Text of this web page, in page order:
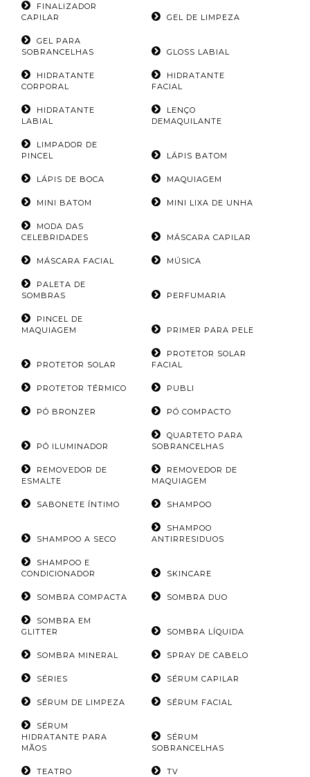
FINALIZADOR
CAPILAR
GEL DE LIMPEZA
GEL PARA
SOBRANCELHAS
GLOSS LABIAL
HIDRATANTE
CORPORAL
HIDRATANTE
FACIAL
HIDRATANTE
LABIAL
LENÇO
DEMAQUILANTE
LIMPADOR DE
PINCEL
LÁPIS BATOM
LÁPIS DE BOCA MAQUIAGEM
MINI BATOM MINI LIXA DE UNHA
MODA DAS
CELEBRIDADES
MÁSCARA CAPILAR
MÁSCARA FACIAL MÚSICA
PALETA DE
SOMBRAS
PERFUMARIA
PINCEL DE
MAQUIAGEM
PRIMER PARA PELE
PROTETOR SOLAR
PROTETOR SOLAR
FACIAL
PROTETOR TÉRMICO PUBLI
PÓ BRONZER PÓ COMPACTO
PÓ ILUMINADOR
QUARTETO PARA
SOBRANCELHAS
REMOVEDOR DE
ESMALTE
REMOVEDOR DE
MAQUIAGEM
SABONETE ÍNTIMO SHAMPOO
SHAMPOO A SECO
SHAMPOO
ANTIRRESIDUOS
SHAMPOO E
CONDICIONADOR
SKINCARE
SOMBRA COMPACTA SOMBRA DUO
SOMBRA EM
GLITTER
SOMBRA LÍQUIDA
SOMBRA MINERAL SPRAY DE CABELO
SÉRIES SÉRUM CAPILAR
SÉRUM DE LIMPEZA SÉRUM FACIAL
SÉRUM
HIDRATANTE PARA
MÃOS
SÉRUM
SOBRANCELHAS
TEATRO TV